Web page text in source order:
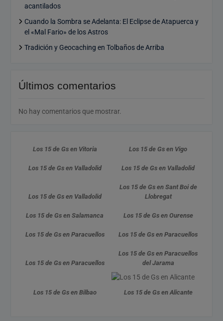
acantilados
Cuando la Sombra se Adelanta: El Eclipse de Atapuerca y
el «Mal Fario» de los Astros
Tradición y Geocaching en Tolbaños de Arriba
Últimos comentarios
No hay comentarios que mostrar.
Los 15 de Gs en Vitoria Los 15 de Gs en Vigo
Los 15 de Gs en Valladolid Los 15 de Gs en Valladolid
Los 15 de Gs en Valladolid
Los 15 de Gs en Sant Boi de
Llobregat
Los 15 de Gs en Salamanca Los 15 de Gs en Ourense
Los 15 de Gs en Paracuellos Los 15 de Gs en Paracuellos
Los 15 de Gs en Paracuellos
Los 15 de Gs en Paracuellos
del Jarama
Los 15 de Gs en Bilbao Los 15 de Gs en Alicante